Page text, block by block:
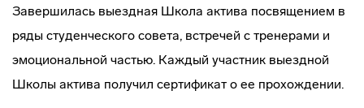
Завершилась выездная Школа актива посвящением в
ряды студенческого совета, встречей с тренерами и
эмоциональной частью. Каждый участник выездной
Школы актива получил сертификат о ее прохождении.